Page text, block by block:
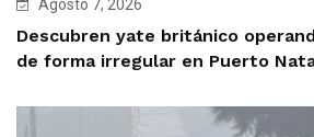
Agosto 7, 2026
Descubren yate británico
de forma irregular en Puerto